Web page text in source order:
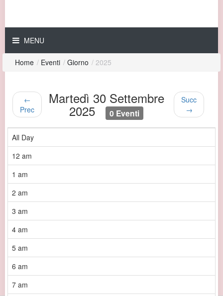
MENU
Home / Eventi / Giorno / 2025
←
Prec
Martedì 30 Settembre
2025 0 Eventi
Succ
→
All Day
12 am
1 am
2 am
3 am
4 am
5 am
6 am
7 am